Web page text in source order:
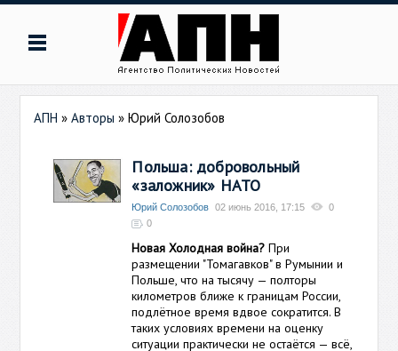
АПН »Авторы »Юрий Солозобов
Польша: добровольный
«заложник» НАТО
Юрий Солозобов 02 июнь 2016, 17:15
0
0
Новая Холодная война? При
размещении "Томагавков" в Румынии и
Польше, что на тысячу — полторы
километров ближе к границам России,
подлётное время вдвое сократится. В
таких условиях времени на оценку
ситуации практически не остаётся — всё,